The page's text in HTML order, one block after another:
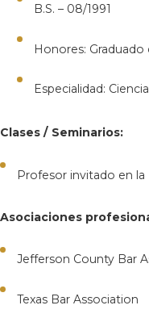
B.S. – 08/1991
Honores:
Especialidad:
Clases / Seminarios:
Profesor invitado en la
Asociaciones
Jefferson County Bar
Texas Bar Association